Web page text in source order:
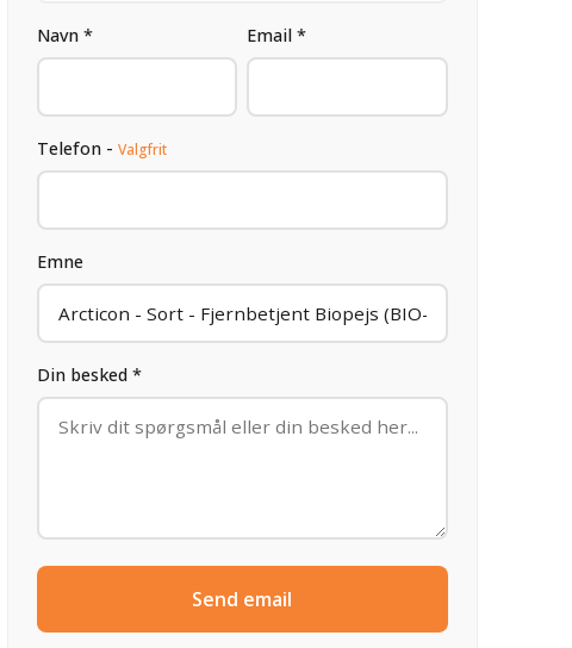
Navn * Email *
Telefon - Valgfrit
Emne
Din besked *
Send email